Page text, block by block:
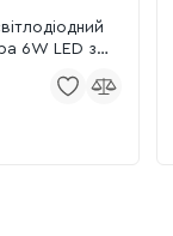
6W LED з